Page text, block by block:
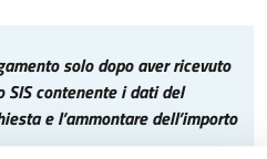
solo dopo aver ricevuto
SIS contenente i dati del
e l’ammontare dell’importo